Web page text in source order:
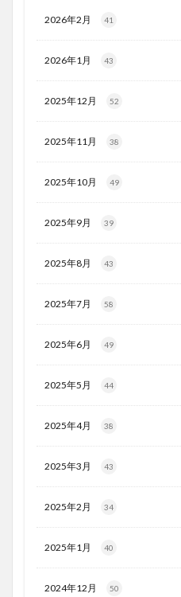
2026年2月 41
2026年1月 43
2025年12月 52
2025年11月 38
2025年10月 49
2025年9月 39
2025年8月 43
2025年7月 58
2025年6月 49
2025年5月 44
2025年4月 38
2025年3月 43
2025年2月 34
2025年1月 40
2024年12月 50